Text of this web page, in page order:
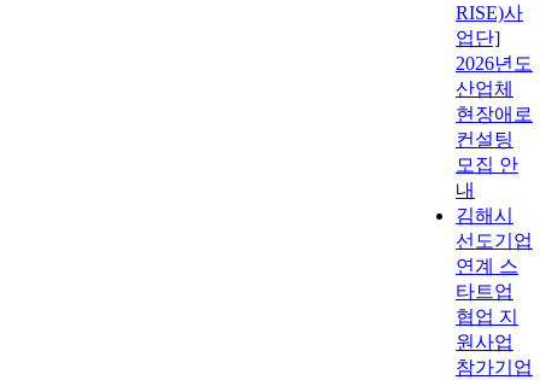
RISE)사
업단]
2026년도
산업체
현장애로
컨설팅
모집 안
내
김해시
선도기업
연계 스
타트업
협업 지
원사업
참가기업